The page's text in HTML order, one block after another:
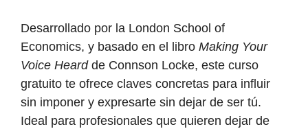
Desarrollado por la London School of
Economics, y basado en el libro Making Your
Voice Heardde Connson Locke, este curso
gratuito te ofrece claves concretas para influir
sin imponer y expresarte sin dejar de ser tú.
Ideal para profesionales que quieren dejar de